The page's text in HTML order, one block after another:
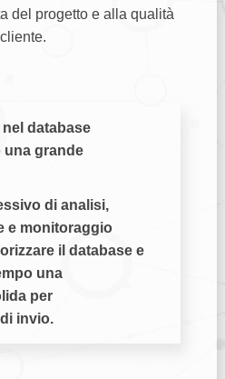
del progetto e alla qualità
database
una grande
di analisi,
e monitoraggio
il database e
una
per
invio.